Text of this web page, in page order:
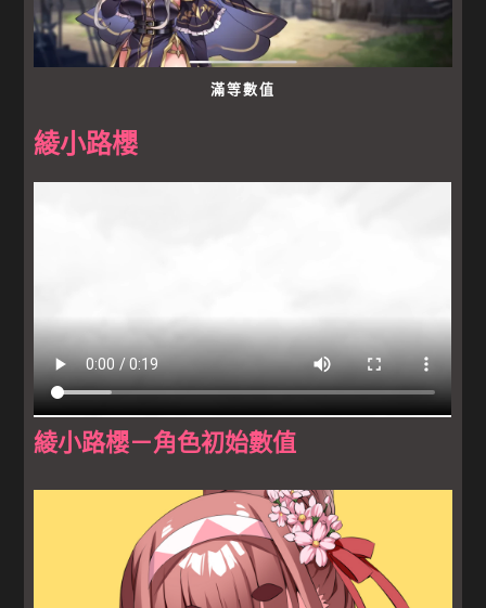
滿等數值
綾小路櫻
綾小路櫻－角色初始數值